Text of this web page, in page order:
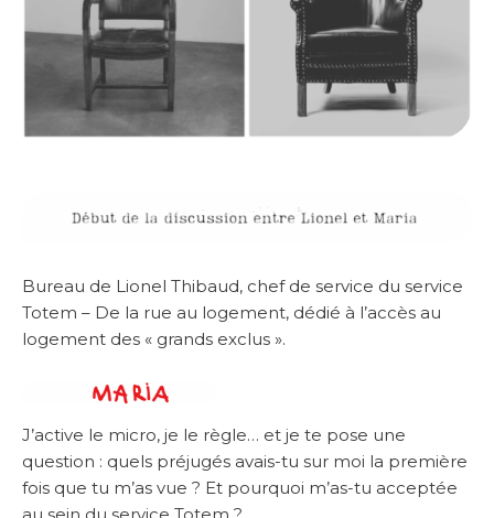
Bureau de Lionel Thibaud, chef de service du service
Totem – De la rue au logement, dédié à l’accès au
logement des « grands exclus ».
J’active le micro, je le règle… et je te pose une
question : quels préjugés avais-tu sur moi la première
fois que tu m’as vue ? Et pourquoi m’as-tu acceptée